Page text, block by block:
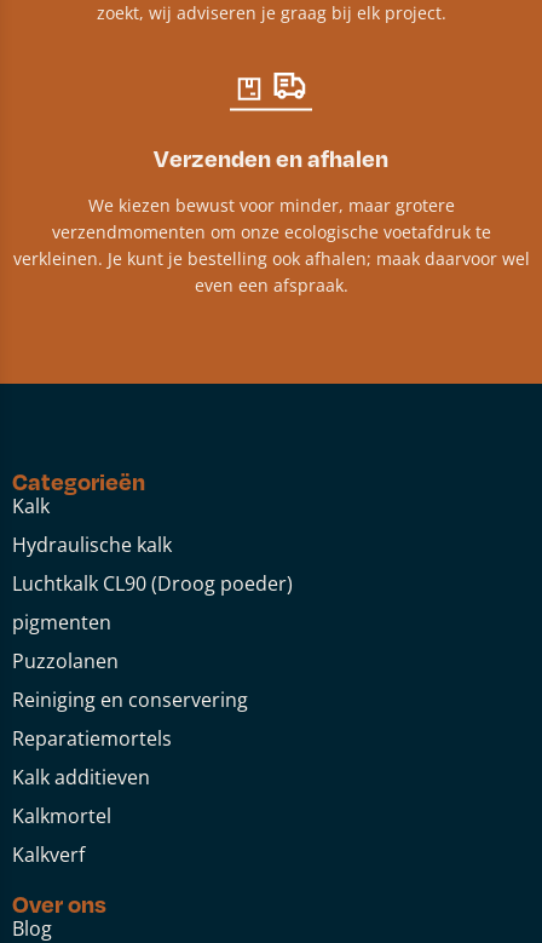
zoekt, wij adviseren je graag bij elk project.​
Verzenden en afhalen
We kiezen bewust voor minder, maar grotere
verzendmomenten om onze ecologische voetafdruk te
verkleinen. Je kunt je bestelling ook afhalen; maak daarvoor wel
even een afspraak.
Categorieën
Kalk
Hydraulische kalk
Luchtkalk CL90 (Droog poeder)
pigmenten
Puzzolanen
Reiniging en conservering
Reparatiemortels
Kalk additieven
Kalkmortel
Kalkverf
Over ons
Blog